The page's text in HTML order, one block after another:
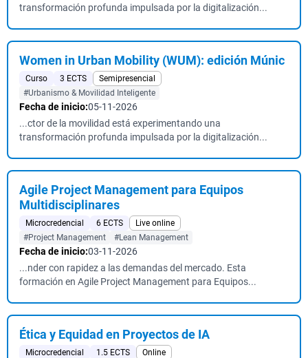
transformación profunda impulsada por la digitalización...
Women in Urban Mobility (WUM): edición Múnic
Curso 3 ECTS
Semipresencial
#Urbanismo & Movilidad Inteligente
Fecha de inicio:05-11-2026
...ctor de la movilidad está experimentando una
transformación profunda impulsada por la digitalización...
Agile Project Management para Equipos
Multidisciplinares
Microcredencial 6 ECTS
Live online
#Project Management
#Lean Management
Fecha de inicio:03-11-2026
...nder con rapidez a las demandas del mercado. Esta
formación en Agile Project Management para Equipos...
Ética y Equidad en Proyectos de IA
Microcredencial 1.5 ECTS
Online